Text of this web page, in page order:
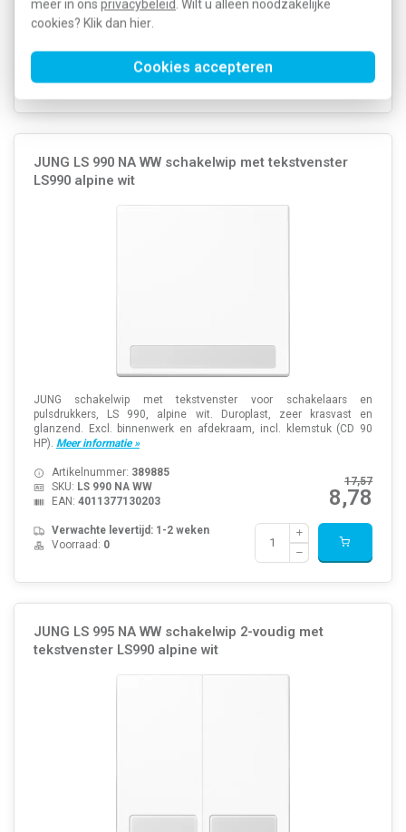
meer in ons privacybeleid. Wilt u alleen noodzakelijke
cookies? Klik dan hier.
Cookies accepteren
SKU:LS 995 MP WW
EAN:4011377016156
Verwachte levertijd: 1-2 weken
JUNG LS 990 NA WW schakelwip met tekstvenster
LS990 alpine wit
JUNG schakelwip met tekstvenster voor schakelaars en
pulsdrukkers, LS 990, alpine wit. Duroplast, zeer krasvast en
glanzend. Excl. binnenwerk en afdekraam, incl. klemstuk (CD 90
HP). Meer informatie »
17,57
8,78
Artikelnummer: 389885
SKU: LS 990 NA WW
EAN: 4011377130203
Verwachte levertijd: 1-2 weken
Voorraad: 0
JUNG LS 995 NA WW schakelwip 2-voudig met
tekstvenster LS990 alpine wit